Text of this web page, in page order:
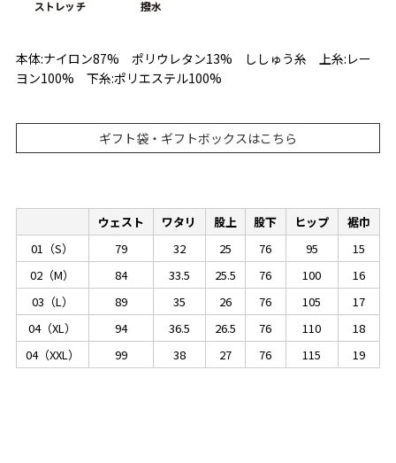
本体:ナイロン87% ポリウレタン13% ししゅう糸 上糸:レー
ヨン100% 下糸:ポリエステル100%
ギフト袋・ギフトボックスはこちら
ウェスト ワタリ 股上 股下 ヒップ
裾巾
01（S）
79 32 25 76 95
15
02（M）
84 33.5 25.5 76 100
16
03（L）
89 35 26 76 105
17
04（XL）
94 36.5 26.5 76 110
18
04（XXL）
99 38 27 76 115 19